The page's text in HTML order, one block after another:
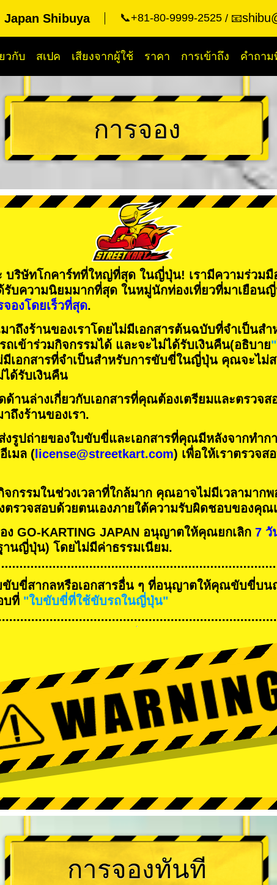
Shibuya 📞+81-80-9999-2525 📧
วกับ สเปค เสียงจากผู้ใช้ ราคา การเข้าถึง คำถาม
การจอง
บริษัทโกคาร์ทที่ใหญ่ที่สุด ในญี่ปุ่น! เรามีความร่วมมื
รับความนิยมมากที่สุด ในหมู่นักท่องเที่ยวที่มาเยือน
องโดยเร็วที่สุด.
ถึงร้านของเราโดยไม่มีเอกสารต้นฉบับที่จำเป็นส
เข้าร่วมกิจกรรมได้ และจะไม่ได้รับเงินคืน(อธิบาย
เอกสารที่จำเป็นสำหรับการขับขี่ในญี่ปุ่น คุณจะไม่ส
ด้รับเงินคืน
ด้านล่างเกี่ยวกับเอกสารที่คุณต้องเตรียมและตรวจ
ถึงร้านของเรา.
รูปถ่ายของใบขับขี่และเอกสารที่คุณมีหลังจากทำก
เมล ( license@streetkart.com) เพื่อให้เราตรวจส
กรรมในช่วงเวลาที่ใกล้มาก คุณอาจไม่มีเวลามากพ
รวจสอบด้วยตนเองภายใต้ความรับผิดชอบของคุณ
ง GO-KARTING JAPAN อนุญาตให้คุณยกเลิก 7 วั
านญี่ปุ่น) โดยไม่มีค่าธรรมเนียม.
ขับขี่สากลหรือเอกสารอื่น ๆ ที่อนุญาตให้คุณขับขี่บ
บที่ "ใบขับขี่ที่ใช้ขับรถในญี่ปุ่น"
การจองทันที